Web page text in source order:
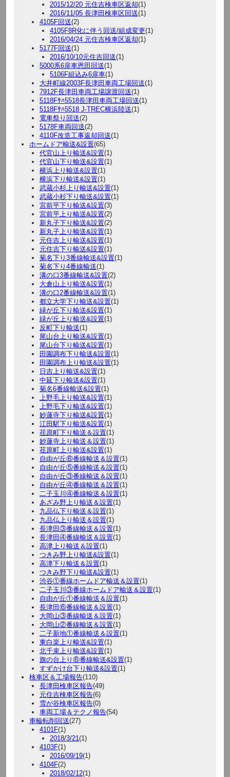
2015/12/20 元住吉検車区返却(1)
2016/11/05 長津田検車区回送(1)
4105F回送(2)
4105F8R化に伴う回送/組成変更(1)
2016/04/24 元住吉検車区返却(1)
5177F回送(1)
2016/10/10元住吉回送(1)
5000系6扉車恩田回送(1)
5106F組込み6扉車(1)
大井町線2003F長津田車両工場回送(1)
7912F長津田車両工場譲渡回送(1)
5118Fｻﾊ5518長津田車両工場回送(1)
5118Fｻﾊ5518 J-TREC横浜陸送(1)
電車祭り回送(2)
5178F車両回送(2)
4110F改造工事返却回送(1)
ホームドア輸送&設置(65)
代官山上り輸送&設置(1)
代官山下り輸送&設置(1)
横浜上り輸送&設置(1)
横浜下り輸送&設置(1)
武蔵小杉上り輸送&設置(1)
武蔵小杉下り輸送&設置(1)
宮前平下り輸送&設置(3)
宮前平上り輸送&設置(2)
新丸子下り輸送&設置(2)
新丸子上り輸送&設置(1)
元住吉上り輸送&設置(1)
元住吉下り輸送&設置(1)
菊名下り3番線輸送&設置(1)
菊名下り4番線輸送(1)
溝の口3番線輸送&設置(2)
大倉山上り輸送&設置(1)
溝の口2番線輸送&設置(1)
都立大学下り輸送&設置(1)
緑が丘下り輸送&設置(1)
緑が丘上り輸送&設置(1)
反町下り輸送(1)
尾山台上り輸送&設置(1)
尾山台下り輸送&設置(1)
田園調布下り輸送&設置(1)
田園調布上り輸送&設置(1)
日吉上り輸送&設置(1)
中延下り輸送&設置(1)
菊名6番線輸送&設置(1)
上野毛上り輸送&設置(1)
上野毛下り輸送&設置(1)
妙蓮寺下り輸送&設置(1)
江田駅下り輸送&設置(1)
荏原町下り輸送＆設置(1)
妙蓮寺上り輸送＆設置(1)
荏原町上り輸送&設置(1)
自由が丘⑥番線輸送＆設置(1)
自由が丘⑤番線輸送＆設置(1)
自由が丘③番線輸送＆設置(1)
自由が丘④番線輸送＆設置(1)
二子玉川④番線輸送＆設置(1)
あざみ野上り輸送＆設置(1)
九品仏下り輸送＆設置(1)
九品仏上り輸送＆設置(1)
長津田③番線輸送＆設置(1)
長津田④番線輸送＆設置(1)
高津上り輸送＆設置(1)
つきみ野上り輸送&設置(1)
高津下り輸送＆設置(1)
つきみ野下り輸送&設置(1)
渋谷①番線ホームドア輸送＆設置(1)
二子玉川③番線ホームドア輸送＆設置(1)
自由が丘①番線輸送＆設置(1)
長津田⑥番線輸送＆設置(1)
大岡山③番線輸送＆設置(1)
大岡山②番線輸送＆設置(1)
二子新地①番線輸送＆設置(1)
東白楽上り輸送&設置(1)
北千束上り輸送&設置(1)
旗の台上り⑥番線輸送&設置(1)
すずかけ台下り輸送&設置(1)
検車区＆工場報告(110)
長津田検車区報告(49)
元住吉検車区報告(6)
雪が谷検車区報告(0)
車両工場＆テクノ報告(54)
車輪転削回送(27)
4101F(1)
2018/3/21(1)
4103F(1)
2016/09/19(1)
4104F(2)
2018/02/12(1)